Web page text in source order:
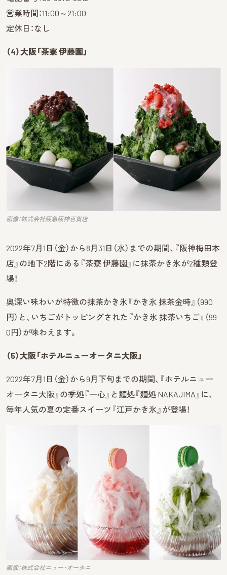
営業時間：11:00～21:00
定休日：なし
（4）大阪「茶寮 伊藤園」
画像：株式会社阪急阪神百貨店
2022年7月1日（金）から8月31日（水）までの期間、『阪神梅田本
店』の地下2階にある『茶寮 伊藤園』に抹茶かき氷が2種類登
場！
奥深い味わいが特徴の抹茶かき氷『かき氷 抹茶金時』（990
円）と、いちごがトッピングされた『かき氷 抹茶いちご』（99
0円）が味わえます。
（5）大阪「ホテルニューオータニ大阪」
2022年7月1日（金）から9月下旬までの期間、『ホテルニュー
オータニ大阪』の季処『一心』と麺処『麺処 NAKAJIMA』に、
毎年人気の夏の定番スイーツ『江戸かき氷』が登場！
画像：株式会社ニュー・オータニ